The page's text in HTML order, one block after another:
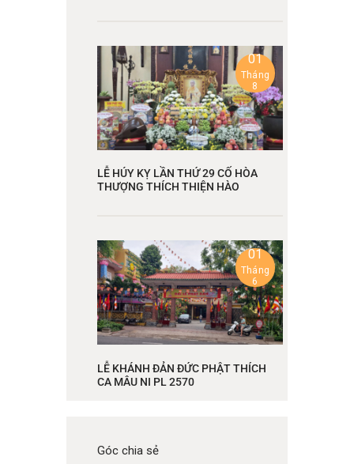
01
Tháng
8
LỄ HÚY KỴ LẦN THỨ 29 CỐ HÒA
THƯỢNG THÍCH THIỆN HÀO
01
Tháng
6
LỄ KHÁNH ĐẢN ĐỨC PHẬT THÍCH
CA MÂU NI PL 2570
Góc chia sẻ